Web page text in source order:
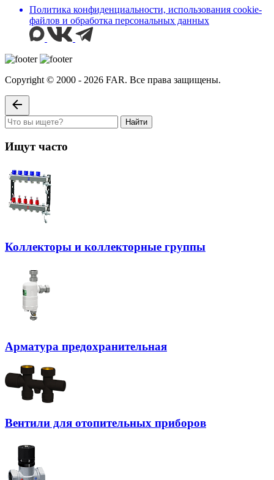
Политика конфиденциальности, использования сookie-
файлов и обработка персональных данных
Copyright © 2000 - 2026 FAR. Все права защищены.
Найти
Ищут часто
Коллекторы и коллекторные группы
Арматура предохранительная
Вентили для отопительных приборов